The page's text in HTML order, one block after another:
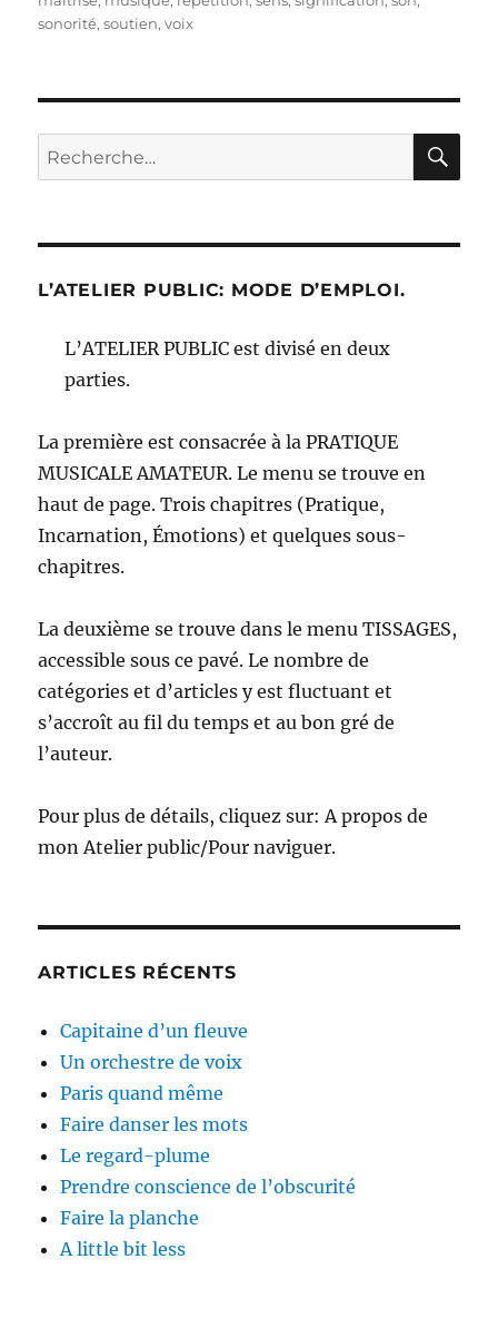
sonorité,soutien,voix
Recherche
pour :
L’ATELIER PUBLIC: MODE D’EMPLOI.
L’ATELIER PUBLIC est divisé en deux
parties.
La première est consacrée à la PRATIQUE
MUSICALE AMATEUR. Le menu se trouve en
haut de page. Trois chapitres (Pratique,
Incarnation, Émotions) et quelques sous-
chapitres.
La deuxième se trouve dans le menu TISSAGES,
accessible sous ce pavé. Le nombre de
catégories et d’articles y est fluctuant et
s’accroît au fil du temps et au bon gré de
l’auteur.
Pour plus de détails, cliquez sur: A propos de
mon Atelier public/Pour naviguer.
ARTICLES RÉCENTS
Capitaine d’un fleuve
Un orchestre de voix
Paris quand même
Faire danser les mots
Le regard-plume
Prendre conscience de l’obscurité
Faire la planche
A little bit less